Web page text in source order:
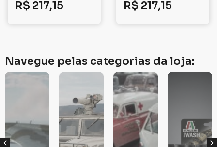
R$ 217,15 R$ 217,15
Navegue pelas categorias da loja: